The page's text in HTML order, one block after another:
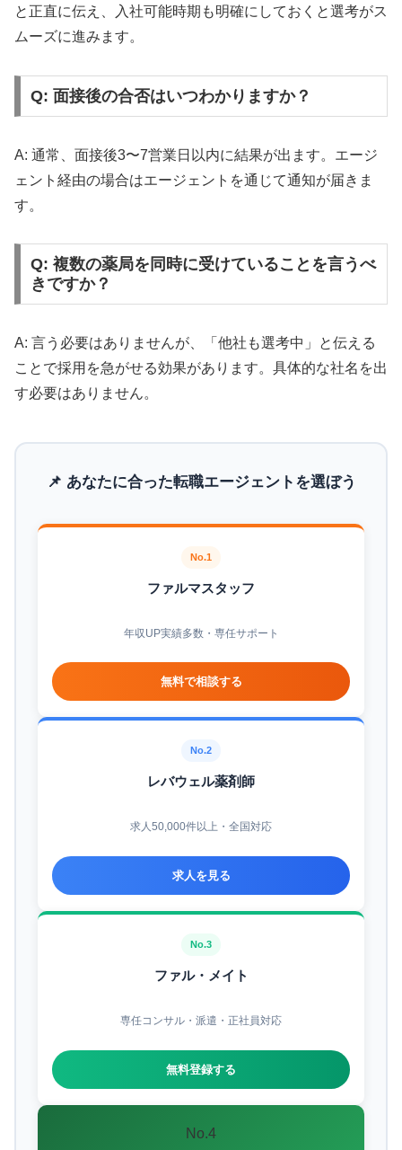
と正直に伝え、入社可能時期も明確にしておくと選考がス
ムーズに進みます。
Q: 面接後の合否はいつわかりますか？
A: 通常、面接後3〜7営業日以内に結果が出ます。エージ
ェント経由の場合はエージェントを通じて通知が届きま
す。
Q: 複数の薬局を同時に受けていることを言うべ
きですか？
A: 言う必要はありませんが、「他社も選考中」と伝える
ことで採用を急がせる効果があります。具体的な社名を出
す必要はありません。
📌 あなたに合った転職エージェントを選ぼう
No.1
ファルマスタッフ
年収UP実績多数・専任サポート
無料で相談する
No.2
レバウェル薬剤師
求人50,000件以上・全国対応
求人を見る
No.3
ファル・メイト
専任コンサル・派遣・正社員対応
無料登録する
No.4